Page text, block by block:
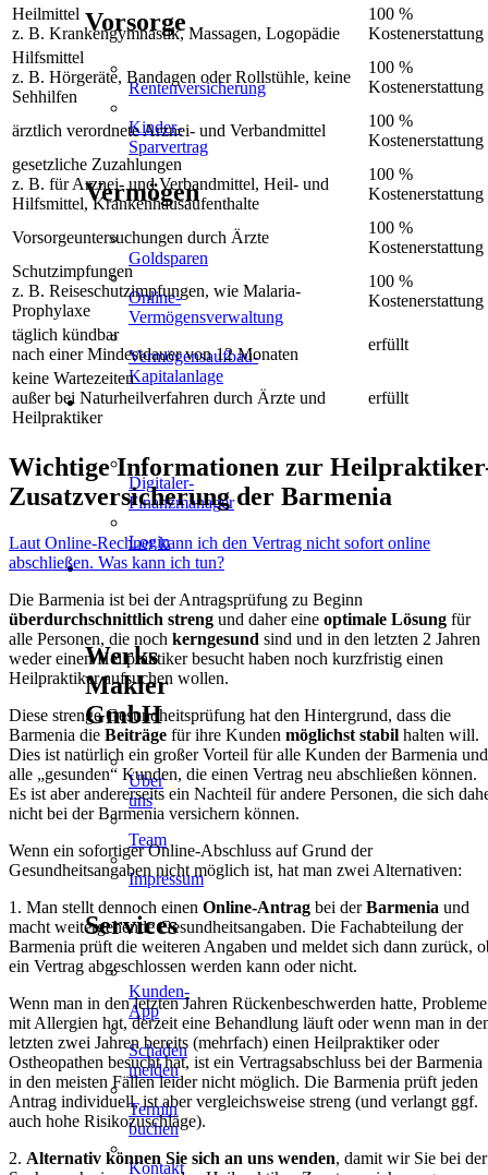
Vorsorge
Rentenversicherung
Kinder-
Sparvertrag
Vermögen
Goldsparen
Online-
Vermögensverwaltung
Vermögensaufbau-
Kapitalanlage
KUNDEN-
Digitaler-
Finanzmanager
Login
ÜBER
UNS
Werks
Makler
GmbH
Über
uns
Team
Impressum
Services
Kunden-
App
Schaden
melden
Termin
buchen
Kontakt
Heilmittel
z. B. Krankengymnastik, Massagen, Logopädie
100 %
Kostenerstattung
Hilfsmittel
z. B. Hörgeräte, Bandagen oder Rollstühle, keine
Sehhilfen
100 %
Kostenerstattung
ärztlich verordnete Arznei- und Verbandmittel
100 %
Kostenerstattung
gesetzliche Zuzahlungen
z. B. für Arznei- und Verbandmittel, Heil- und
Hilfsmittel, Krankenhausaufenthalte
100 %
Kostenerstattung
Vorsorgeuntersuchungen durch Ärzte
100 %
Kostenerstattung
Schutzimpfungen
z. B. Reiseschutzimpfungen, wie Malaria-
Prophylaxe
100 %
Kostenerstattung
täglich kündbar
nach einer Mindestdauer von 12 Monaten
erfüllt
keine Wartezeiten
außer bei Naturheilverfahren durch Ärzte und
Heilpraktiker
erfüllt
Wichtige Informationen zur
Zusatzversicherung der Barmenia
Laut Online-Rechner kann ich den Vertrag nicht sofort online
abschließen. Was kann ich tun?
Die Barmenia ist bei der Antragsprüfung zu Beginn
überdurchschnittlich streng und daher eine optimale Lösung für
alle Personen, die noch kerngesund sind und in den letzten 2 Jahren
weder einen Heilpraktiker besucht haben noch kurzfristig einen
Heilpraktiker aufsuchen wollen.
Diese strenge Gesundheitsprüfung hat den Hintergrund, dass die
Barmenia die Beiträge für ihre Kunden möglichst stabil halten will.
Dies ist natürlich ein großer Vorteil für alle Kunden der Barmenia und
alle „gesunden“ Kunden, die einen Vertrag neu abschließen können.
Es ist aber andererseits ein Nachteil für andere Personen, die sich
nicht bei der Barmenia versichern können.
Wenn ein sofortiger Online-Abschluss auf Grund der
Gesundheitsangaben nicht möglich ist, hat man zwei Alternativen:
1. Man stellt dennoch einen Online-Antrag bei derBarmenia und
macht weitergehende Gesundheitsangaben. Die Fachabteilung der
Barmenia prüft die weiteren Angaben und meldet sich dann zurück,
ein Vertrag abgeschlossen werden kann oder nicht.
Wenn man in den letzten Jahren Rückenbeschwerden hatte, Probleme
mit Allergien hat, derzeit eine Behandlung läuft oder wenn man in
letzten zwei Jahren bereits (mehrfach) einen Heilpraktiker oder
Ostheopathen besucht hat, ist ein Vertragsabschluss bei der Barmenia
in den meisten Fällen leider nicht möglich. Die Barmenia prüft jeden
Antrag individuell, ist aber vergleichsweise streng (und verlangt ggf.
auch hohe Risikozuschläge).
2. Alternativ können Sie sich an uns wenden, damit wir Sie bei der